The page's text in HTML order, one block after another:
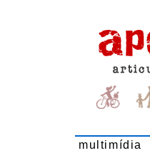
multimídia